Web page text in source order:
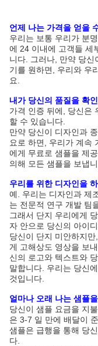
언제 나는 가격을 얻을
우리는 보통 우리가 분
에 24 이내에 고객들 세
니다. 그러나, 만약 당신
기를 원하면, 우리와 우
요.
내가 당신의 품질을 확
가격 인증 뒤에, 당신은
할 수 있습니다.
만약 당신이 디자인과
요로 하면, 우리가 계속
에게 무료로 샘플을 제
의해 모든 샘플을 보냅니
우리를 위한 디자인을
예. 우리는 디자인과 제
는 전문적 연구 개발 팀
그래서 단지 우리에게
자 안으로 당신의 아이
당신이 단지 미안하지
게 고해상도 영상을 보
신의 로고와 텍스트와
말합니다. 우리는 당신
것입니다.
얼마나 오래 나는 샘플
당신이 샘플 요금을 지
은 3-7 일 만에 배달이
샘플은 급행을 통해 당
다.